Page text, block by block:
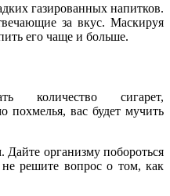
газированных напитков.
за вкус. Маскируя
его чаще и больше.
количество сигарет,
похмелья, вас будет мучить
Дайте организму побороться
решите вопрос о том, как